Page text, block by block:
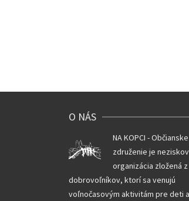
O NÁS
NA KOPCI - Občianske
združenie je
organizácia zložená z
dobrovoľníkov, ktorí sa venujú
voľnočasovým aktivitám pre deti